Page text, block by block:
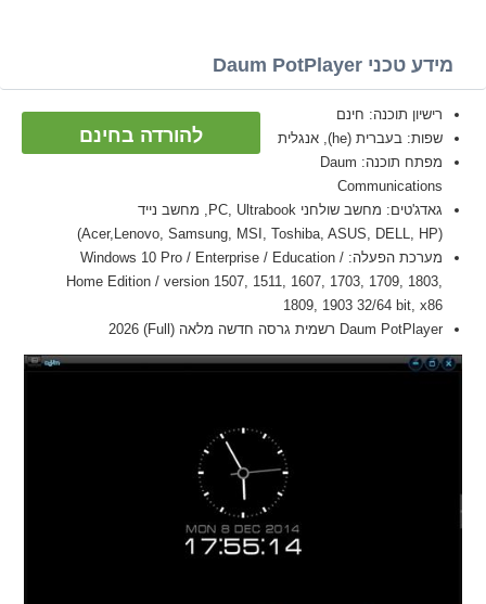
מידע טכני Daum PotPlayer
להורדה בחינם
רישיון תוכנה: חינם
שפות: בעברית (he), אנגלית
מפתח תוכנה: Daum
Communications
גאדג'טים: מחשב שולחני PC, Ultrabook, מחשב נייד
מערכת הפעלה: Windows 10 Pro / Enterprise / Education /
Home Edition / version 1507, 1511, 1607, 1703, 1709, 1803,
1809, 1903 32/64 bit, x86
Daum PotPlayer רשמית גרסה חדשה מלאה (Full) 2026